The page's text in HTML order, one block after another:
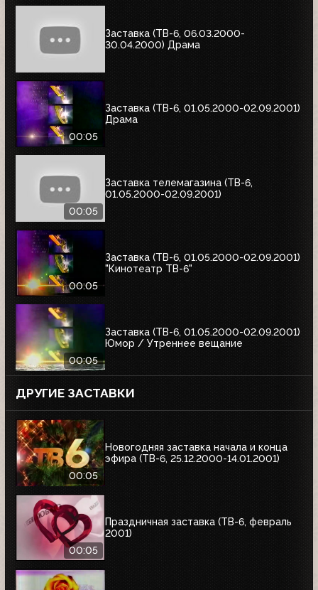
Заставка (ТВ-6, 06.03.2000-
30.04.2000) Драма
00:05
Заставка (ТВ-6, 01.05.2000-02.09.2001)
Драма
00:05
Заставка телемагазина (ТВ-6,
01.05.2000-02.09.2001)
00:05
Заставка (ТВ-6, 01.05.2000-02.09.2001)
"Кинотеатр ТВ-6"
00:05
Заставка (ТВ-6, 01.05.2000-02.09.2001)
Юмор / Утреннее вещание
ДРУГИЕ ЗАСТАВКИ
00:05
Новогодняя заставка начала и конца
эфира (ТВ-6, 25.12.2000-14.01.2001)
00:05
Праздничная заставка (ТВ-6, февраль
2001)